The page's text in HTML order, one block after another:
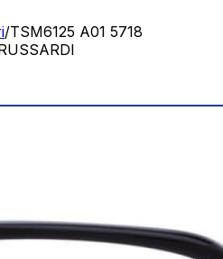
/TSM6125 A01 5718